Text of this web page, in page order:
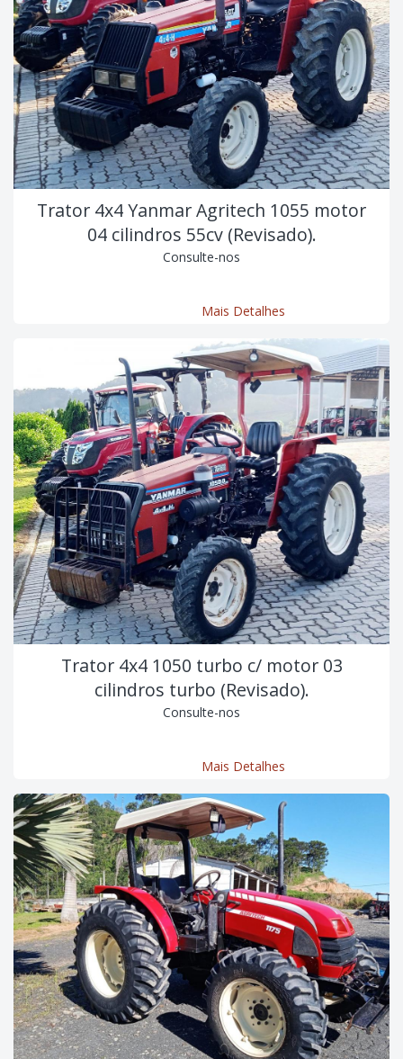
Trator 4x4 Yanmar Agritech 1055 motor
04 cilindros 55cv (Revisado).
Consulte-nos
Mais Detalhes
Trator 4x4 1050 turbo c/ motor 03
cilindros turbo (Revisado).
Consulte-nos
Mais Detalhes